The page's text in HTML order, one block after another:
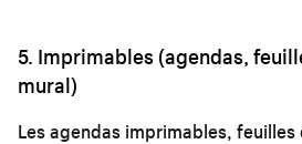
5. Imprimables (agendas,
mural)
Les agendas imprimables,